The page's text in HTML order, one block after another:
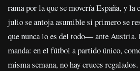
rama por la que se movería España, y la
julio se antoja asumible si primero se
que nunca lo es del todo— ante Austria.
manda: en el fútbol a partido único,
misma semana, no hay cruces regalados.